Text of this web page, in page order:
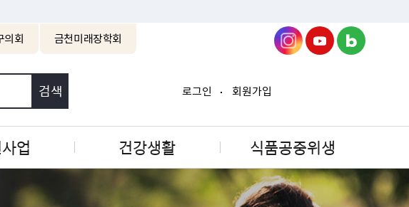
의회 금천미래장학회
로그인 회원가입
업 건강생활 식품공중위생